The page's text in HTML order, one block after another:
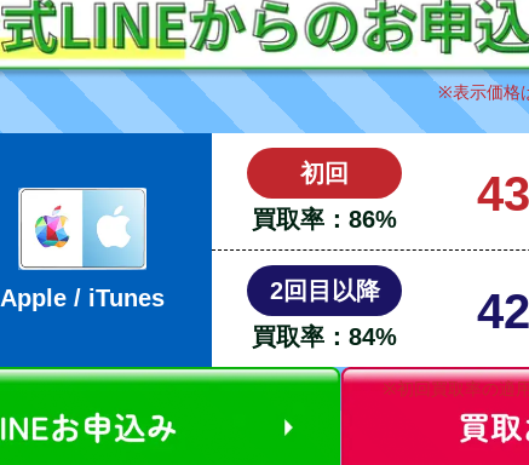
※表示価格
Apple / iTunes
初回
買取率：86%
2回目以降
買取率：84%
※初回買取率の適